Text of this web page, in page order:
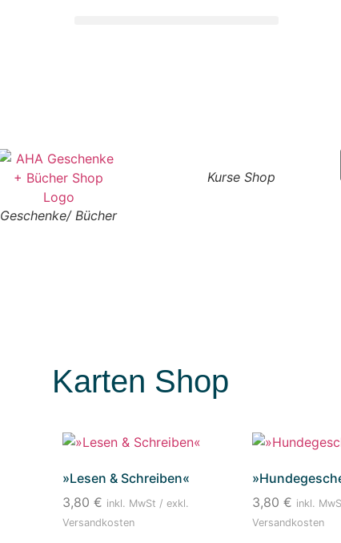
Geschenke/ Bücher
Kurse Shop
Karten Shop
»Lesen & Schreiben«
3,80€ inkl. MwSt / exkl.
Versandkosten
3,80 € inkl.
Versandkosten